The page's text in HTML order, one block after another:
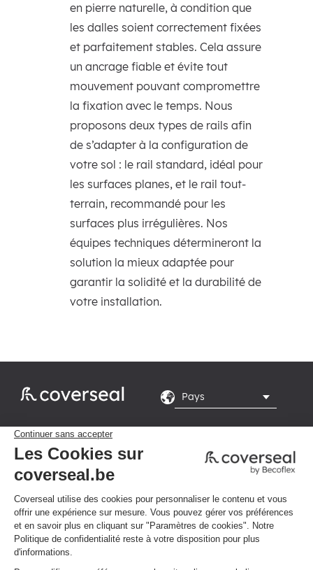
en pierre naturelle, à condition que
les dalles soient correctement fixées
et parfaitement stables. Cela assure
un ancrage fiable et évite tout
mouvement pouvant compromettre
la fixation avec le temps. Nous
proposons deux types de rails afin
de s’adapter à la configuration de
votre sol : le rail standard, idéal pour
les surfaces planes, et le rail tout-
terrain, recommandé pour les
surfaces plus irrégulières. Nos
équipes techniques détermineront la
solution la mieux adaptée pour
garantir la solidité et la durabilité de
votre installation.

Rte du Grand Peuplier
8, 7110 La Louvière
8h-16h
Politique de confidentialité